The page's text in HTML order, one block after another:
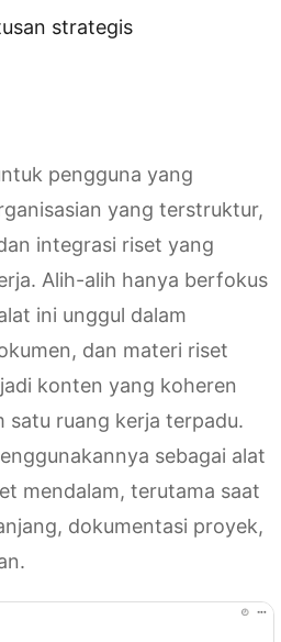
strategis
pengguna yang
yang terstruktur,
integrasi riset yang
Alih-alih hanya berfokus
ini unggul dalam
dan materi riset
konten yang koheren
satu ruang kerja terpadu.
sebagai alat
mendalam, terutama saat
dokumentasi proyek,